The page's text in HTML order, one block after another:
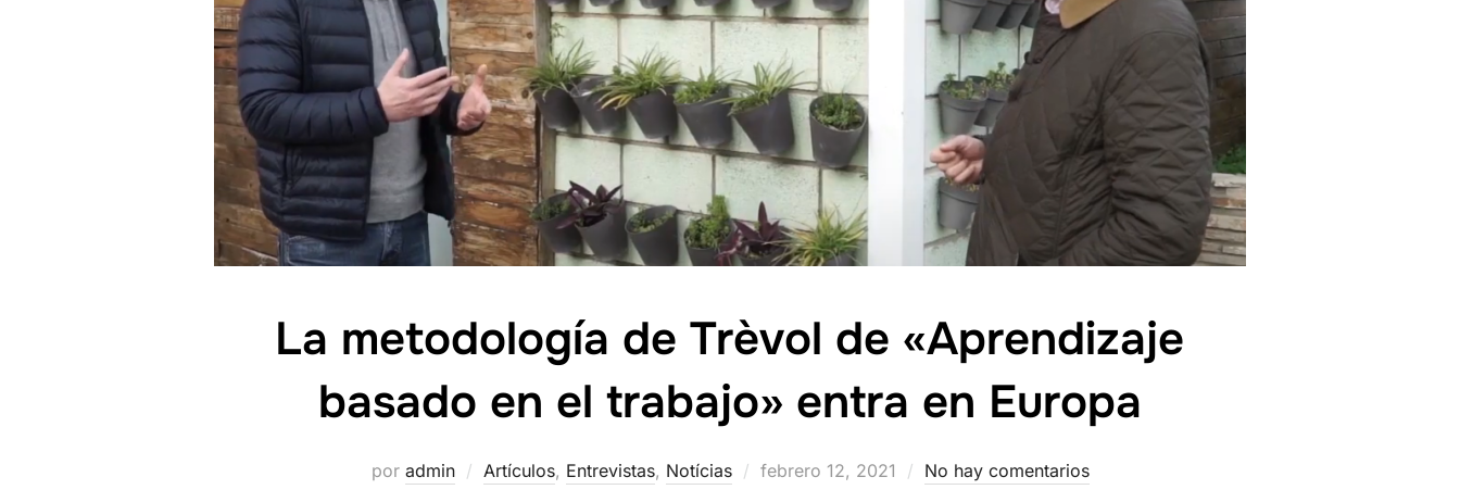
La metodología de Trèvol de «Aprendizaje
basado en el trabajo» entra en Europa
por admin Artículos, Entrevistas, Notícias
Publicado
febrero 12, 2021 No hay comentarios